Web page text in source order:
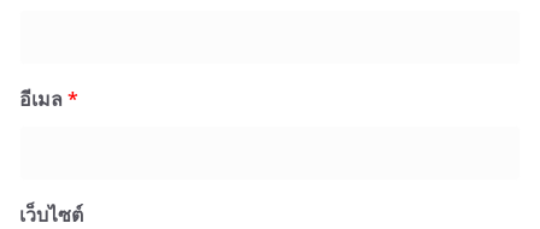
อีเมล *
เว็บไซต์